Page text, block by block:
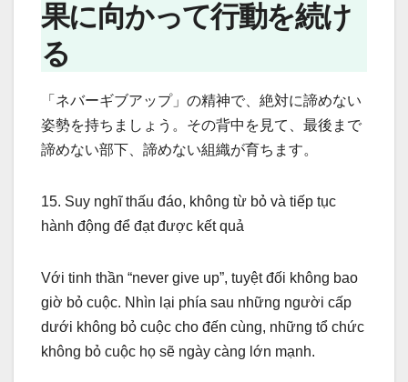
果に向かって行動を続け
る
「ネバーギブアップ」の精神で、絶対に諦めない
姿勢を持ちましょう。その背中を見て、最後まで
諦めない部下、諦めない組織が育ちます。
15. Suy nghĩ thấu đáo, không từ bỏ và tiếp tục
hành động để đạt được kết quả
Với tinh thần “never give up”, tuyệt đối không bao
giờ bỏ cuộc. Nhìn lại phía sau những người cấp
dưới không bỏ cuộc cho đến cùng, những tổ chức
không bỏ cuộc họ sẽ ngày càng lớn mạnh.